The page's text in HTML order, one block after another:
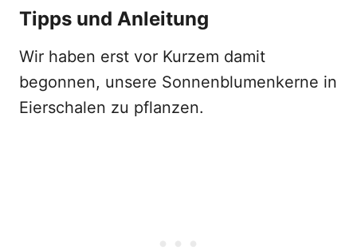
Tipps und Anleitung
Wir haben erst vor Kurzem damit
begonnen, unsere Sonnenblumenkerne in
Eierschalen zu pflanzen.